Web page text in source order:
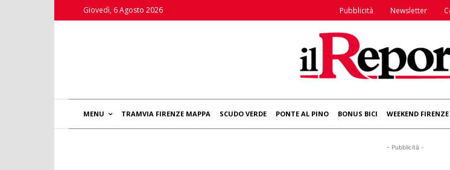
Giovedì, 6 Agosto 2026 Pubblicità Newsletter
MENU TRAMVIA FIRENZE MAPPA SCUDO VERDE PONTE AL PINO BONUS BICI WEEKEND FIRENZE
- Pubblicità -